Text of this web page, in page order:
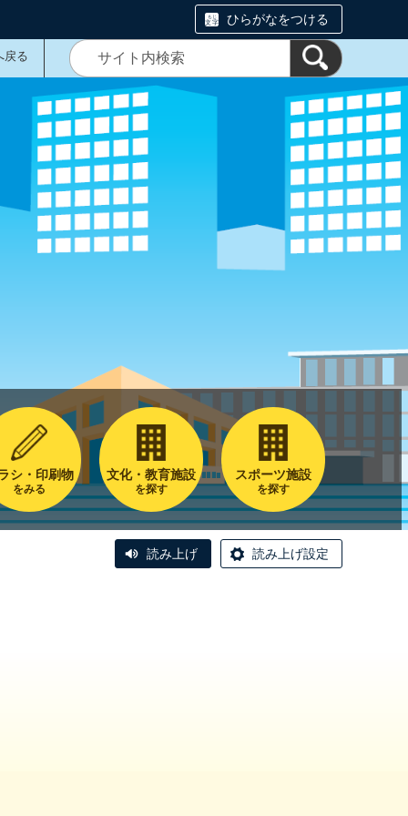
ひらがなをつける
戻る
シ・印刷物
をみる
文化・教育施設
を探す
スポーツ施設
を探す
読み上げ 読み上げ設定